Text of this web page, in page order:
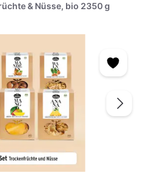
& Nüsse, bio 2350 g